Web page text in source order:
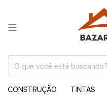
CONSTRUÇÃO TINTAS